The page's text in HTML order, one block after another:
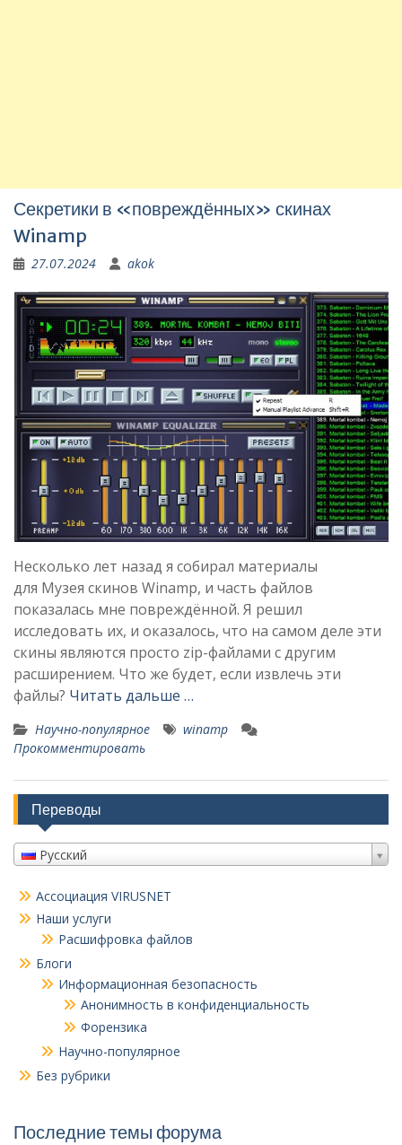
Секретики в «повреждённых» скинах
Winamp
27.07.2024 akok
Несколько лет назад я собирал материалы
для Музея скинов Winamp, и часть файлов
показалась мне повреждённой. Я решил
исследовать их, и оказалось, что на самом деле эти
скины являются просто zip-файлами с другим
расширением. Что же будет, если извлечь эти
файлы? Читать дальше …
Научно-популярное
winamp
Прокомментировать
Переводы
Русский
Ассоциация VIRUSNET
Наши услуги
Расшифровка файлов
Блоги
Информационная безопасность
Анонимность в конфиденциальность
Форензика
Научно-популярное
Без рубрики
Последние темы форума